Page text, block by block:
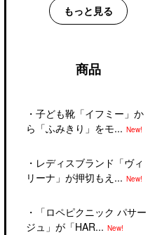
もっと見る
商品
・ 子ども靴「イフミー」か
ら「ふみきり」をモ... New!
・ レディスブランド「ヴィ
リーナ」が押切もえ... New!
・
「ロペピクニック パサー
ジュ」が「HAR... New!